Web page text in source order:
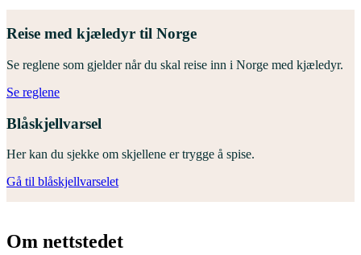
Reise med kjæledyr til Norge
Se reglene som gjelder når du skal reise inn i Norge med kjæledyr.
Se reglene
Blåskjellvarsel
Her kan du sjekke om skjellene er trygge å spise.
Gå til blåskjellvarselet
Om nettstedet